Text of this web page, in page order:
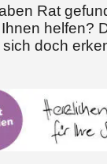
Rat
helfen?
sich doch